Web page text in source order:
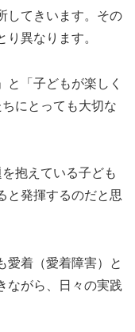
してきいます。その
異なります。
と「子どもが楽しく
にとっても大切な
抱えている子ども
と発揮するのだと思
愛着（愛着障害）と
ながら、日々の実践